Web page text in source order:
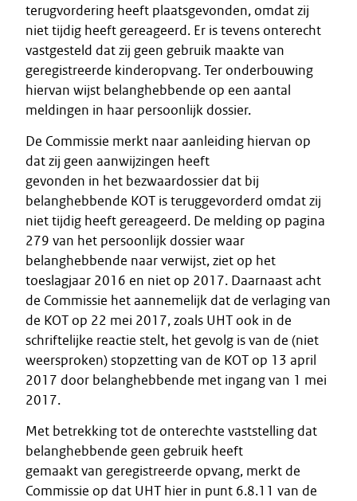
terugvordering heeft plaatsgevonden, omdat zij
niet tijdig heeft gereageerd. Er is tevens onterecht
vastgesteld dat zij geen gebruik maakte van
geregistreerde kinderopvang. Ter onderbouwing
hiervan wijst belanghebbende op een aantal
meldingen in haar persoonlijk dossier.
De Commissie merkt naar aanleiding hiervan op
dat zij geen aanwijzingen heeft
gevonden in het bezwaardossier dat bij
belanghebbende KOT is teruggevorderd omdat zij
niet tijdig heeft gereageerd. De melding op pagina
279 van het persoonlijk dossier waar
belanghebbende naar verwijst, ziet op het
toeslagjaar 2016 en niet op 2017. Daarnaast acht
de Commissie het aannemelijk dat de verlaging van
de KOT op 22 mei 2017, zoals UHT ook in de
schriftelijke reactie stelt, het gevolg is van de (niet
weersproken) stopzetting van de KOT op 13 april
2017 door belanghebbende met ingang van 1 mei
2017.
Met betrekking tot de onterechte vaststelling dat
belanghebbende geen gebruik heeft
gemaakt van geregistreerde opvang, merkt de
Commissie op dat UHT hier in punt 6.8.11 van de